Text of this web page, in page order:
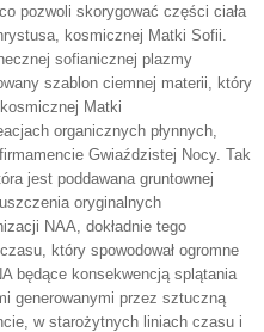
pozwoli skorygować części ciała
kosmicznej Matki Sofii.
sofianicznej plazmy
szablon ciemnej materii, który
Matki
organicznych płynnych,
Gwiaździstej Nocy. Tak
jest poddawana gruntownej
oryginalnych
NAA, dokładnie tego
który spowodował ogromne
będące konsekwencją splątania
generowanymi przez sztuczną
w starożytnych liniach czasu i